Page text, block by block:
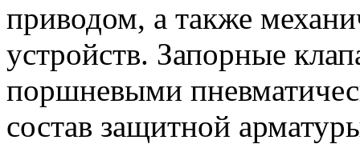
приводом, а также
устройств. Запорные
поршневыми
состав защитной